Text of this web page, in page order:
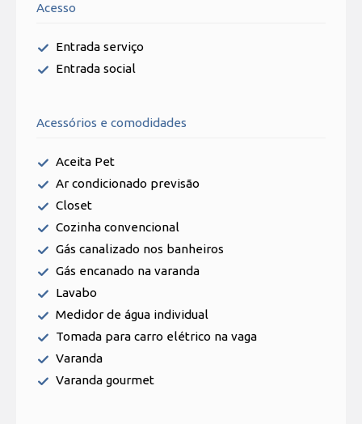
Acesso
Entrada serviço
Entrada social
Acessórios e comodidades
Aceita Pet
Ar condicionado previsão
Closet
Cozinha convencional
Gás canalizado nos banheiros
Gás encanado na varanda
Lavabo
Medidor de água individual
Tomada para carro elétrico na vaga
Varanda
Varanda gourmet